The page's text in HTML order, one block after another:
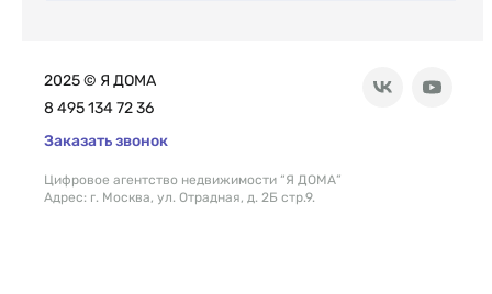
2025 © Я ДОМА
8 495 134 72 36
Заказать звонок
Цифровое агентство недвижимости “Я ДОМА”
Адрес: г. Москва, ул. Отрадная, д. 2Б стр.9.